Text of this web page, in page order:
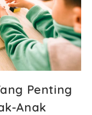
Penting
Anak